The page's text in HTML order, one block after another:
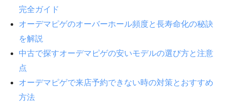
完全ガイド
オーデマピゲのオーバーホール頻度と長寿命化の秘訣
を解説
中古で探すオーデマピゲの安いモデルの選び方と注意
点
オーデマピゲで来店予約できない時の対策とおすすめ
方法